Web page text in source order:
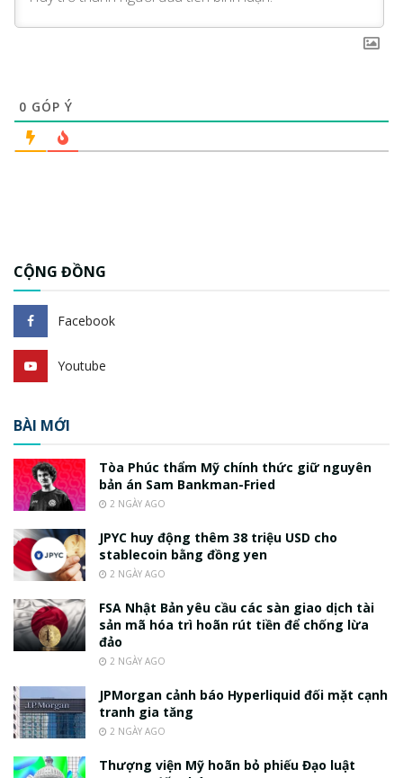
0 GÓP Ý
CỘNG ĐỒNG
Facebook
Youtube
BÀI MỚI
Tòa Phúc thẩm Mỹ chính thức giữ nguyên
bản án Sam Bankman-Fried
2 NGÀY AGO
JPYC huy động thêm 38 triệu USD cho
stablecoin bằng đồng yen
2 NGÀY AGO
FSA Nhật Bản yêu cầu các sàn giao dịch tài
sản mã hóa trì hoãn rút tiền để chống lừa
đảo
2 NGÀY AGO
JPMorgan cảnh báo Hyperliquid đối mặt cạnh
tranh gia tăng
2 NGÀY AGO
Thượng viện Mỹ hoãn bỏ phiếu Đạo luật